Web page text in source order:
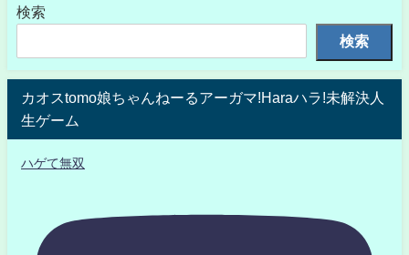
検索
検索
カオスtomo娘ちゃんねーるアーガマ!Haraハラ!未解決人
生ゲーム
ハゲて無双